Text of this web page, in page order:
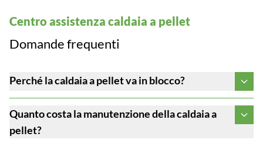
Centro assistenza caldaia a pellet
Domande frequenti
Perché la caldaia a pellet va in blocco?
Quanto costa la manutenzione della caldaia a
pellet?